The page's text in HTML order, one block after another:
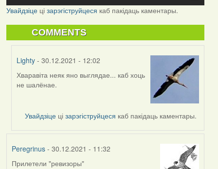
Увайдзіцеці зарэгіструйцеся каб пакідаць каментары.
COMMENTS
Lighty - 30.12.2021 - 12:02
In
reply
Peregrinus
Хваравіта неяк яно выглядае... каб хоць
не шалёнае.
Увайдзіце цізарэгіструйцеся каб пакідаць каментары.
Peregrinus- 30.12.2021 - 11:32
Прилетели "ревизоры"